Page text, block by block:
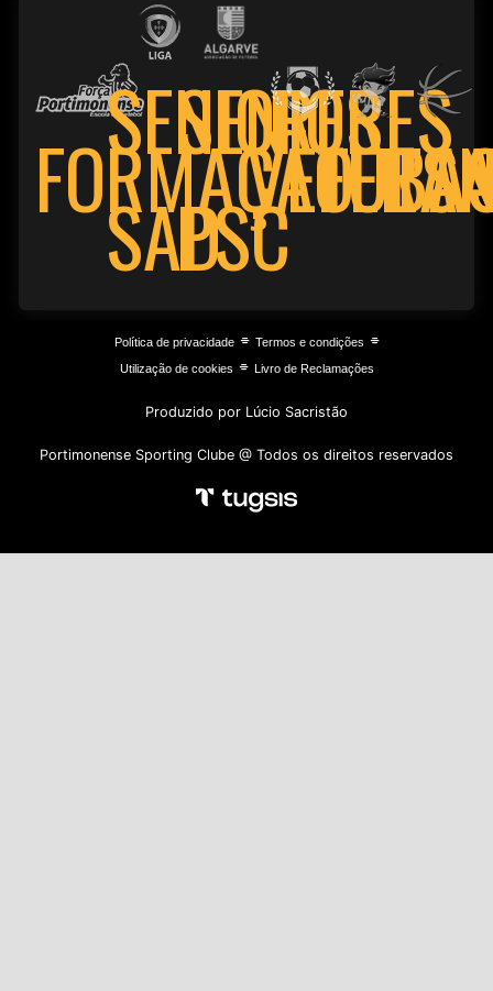
FORMAÇÃO
SENIORES
SAD
SENIORES
PSC
Política de privacidade⌯ Termos e condições ⌯
Utilização de cookies ⌯ Livro de Reclamações
Produzido por Lúcio Sacristão
Portimonense Sporting Clube @ Todos os direitos reservados